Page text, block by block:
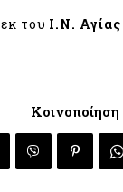
εκ του Ι.Ν.
Κοινοποίηση